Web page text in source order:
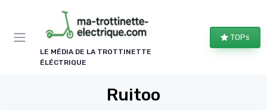
LE MÉDIA DE LA TROTTINETTE
ÉLÉCTRIQUE
TOPs
Ruitoo